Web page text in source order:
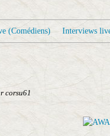
(Comédiens) Interviews
corsu61